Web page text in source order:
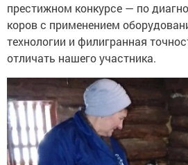
престижном конкурсе — по
коров с применением
технологии и филигранная
отличать нашего участника.